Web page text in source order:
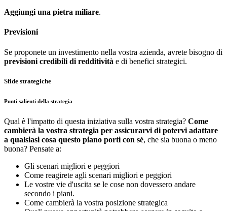
Aggiungi una pietra miliare.
Previsioni
Se proponete un investimento nella vostra azienda, avrete bisogno di
previsioni credibili di redditività e di benefici strategici.
Sfide strategiche
Punti salienti della strategia
Qual è l'impatto di questa iniziativa sulla vostra strategia? Come
cambierà la vostra strategia per assicurarvi di potervi adattare
a qualsiasi cosa questo piano porti con sé, che sia buona o meno
buona? Pensate a:
Gli scenari migliori e peggiori
Come reagirete agli scenari migliori e peggiori
Le vostre vie d'uscita se le cose non dovessero andare
secondo i piani.
Come cambierà la vostra posizione strategica